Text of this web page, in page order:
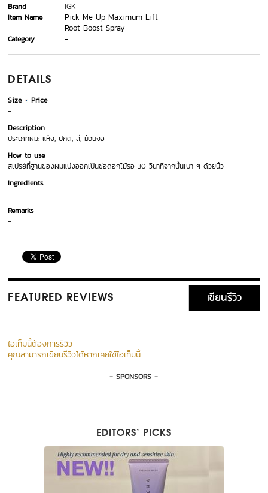
Brand IGK
Item Name
Pick Me Up Maximum Lift
Root Boost Spray
Category -
DETAILS
Size
Price
-
Description
ประเภทผม: แห้ง, ปกติ, สี, ม้วนงอ
How to use
สเปรย์ที่ฐานของผมแบ่งออกเป็นช่อดอกไม้รอ 30 วินาทีจากนั้นเบา ๆ ด้วยนิ้ว
Ingredients
-
Remarks
-
FEATURED REVIEWS เขียนรีวิว
ไอเท็มนี้ต้องการรีวิว
คุณสามารถเขียนรีวิวได้หากเคยใช้ไอเท็มนี้
- SPONSORS -
EDITORS’ PICKS